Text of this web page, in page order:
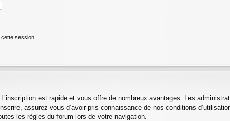
session
est rapide et vous offre de nombreux avantages. Les
assurez-vous d’avoir pris connaissance de nos conditions
les règles du forum lors de votre navigation.